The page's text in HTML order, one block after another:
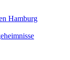
Hamburg